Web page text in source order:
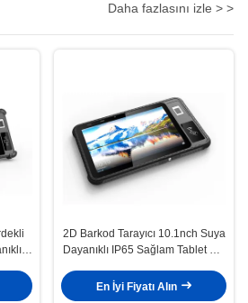
Daha fazlasını izle > >
2D Barkod Tarayıcı 10.1nch Suya
Dayanıklı IP65 Sağlam Tablet PC
En İyi Fiyatı Alın